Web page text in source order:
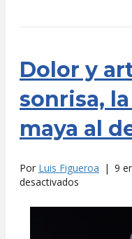
Dolor y
sonrisa,
maya al
Por Luis Figueroa | 9
desactivados
y